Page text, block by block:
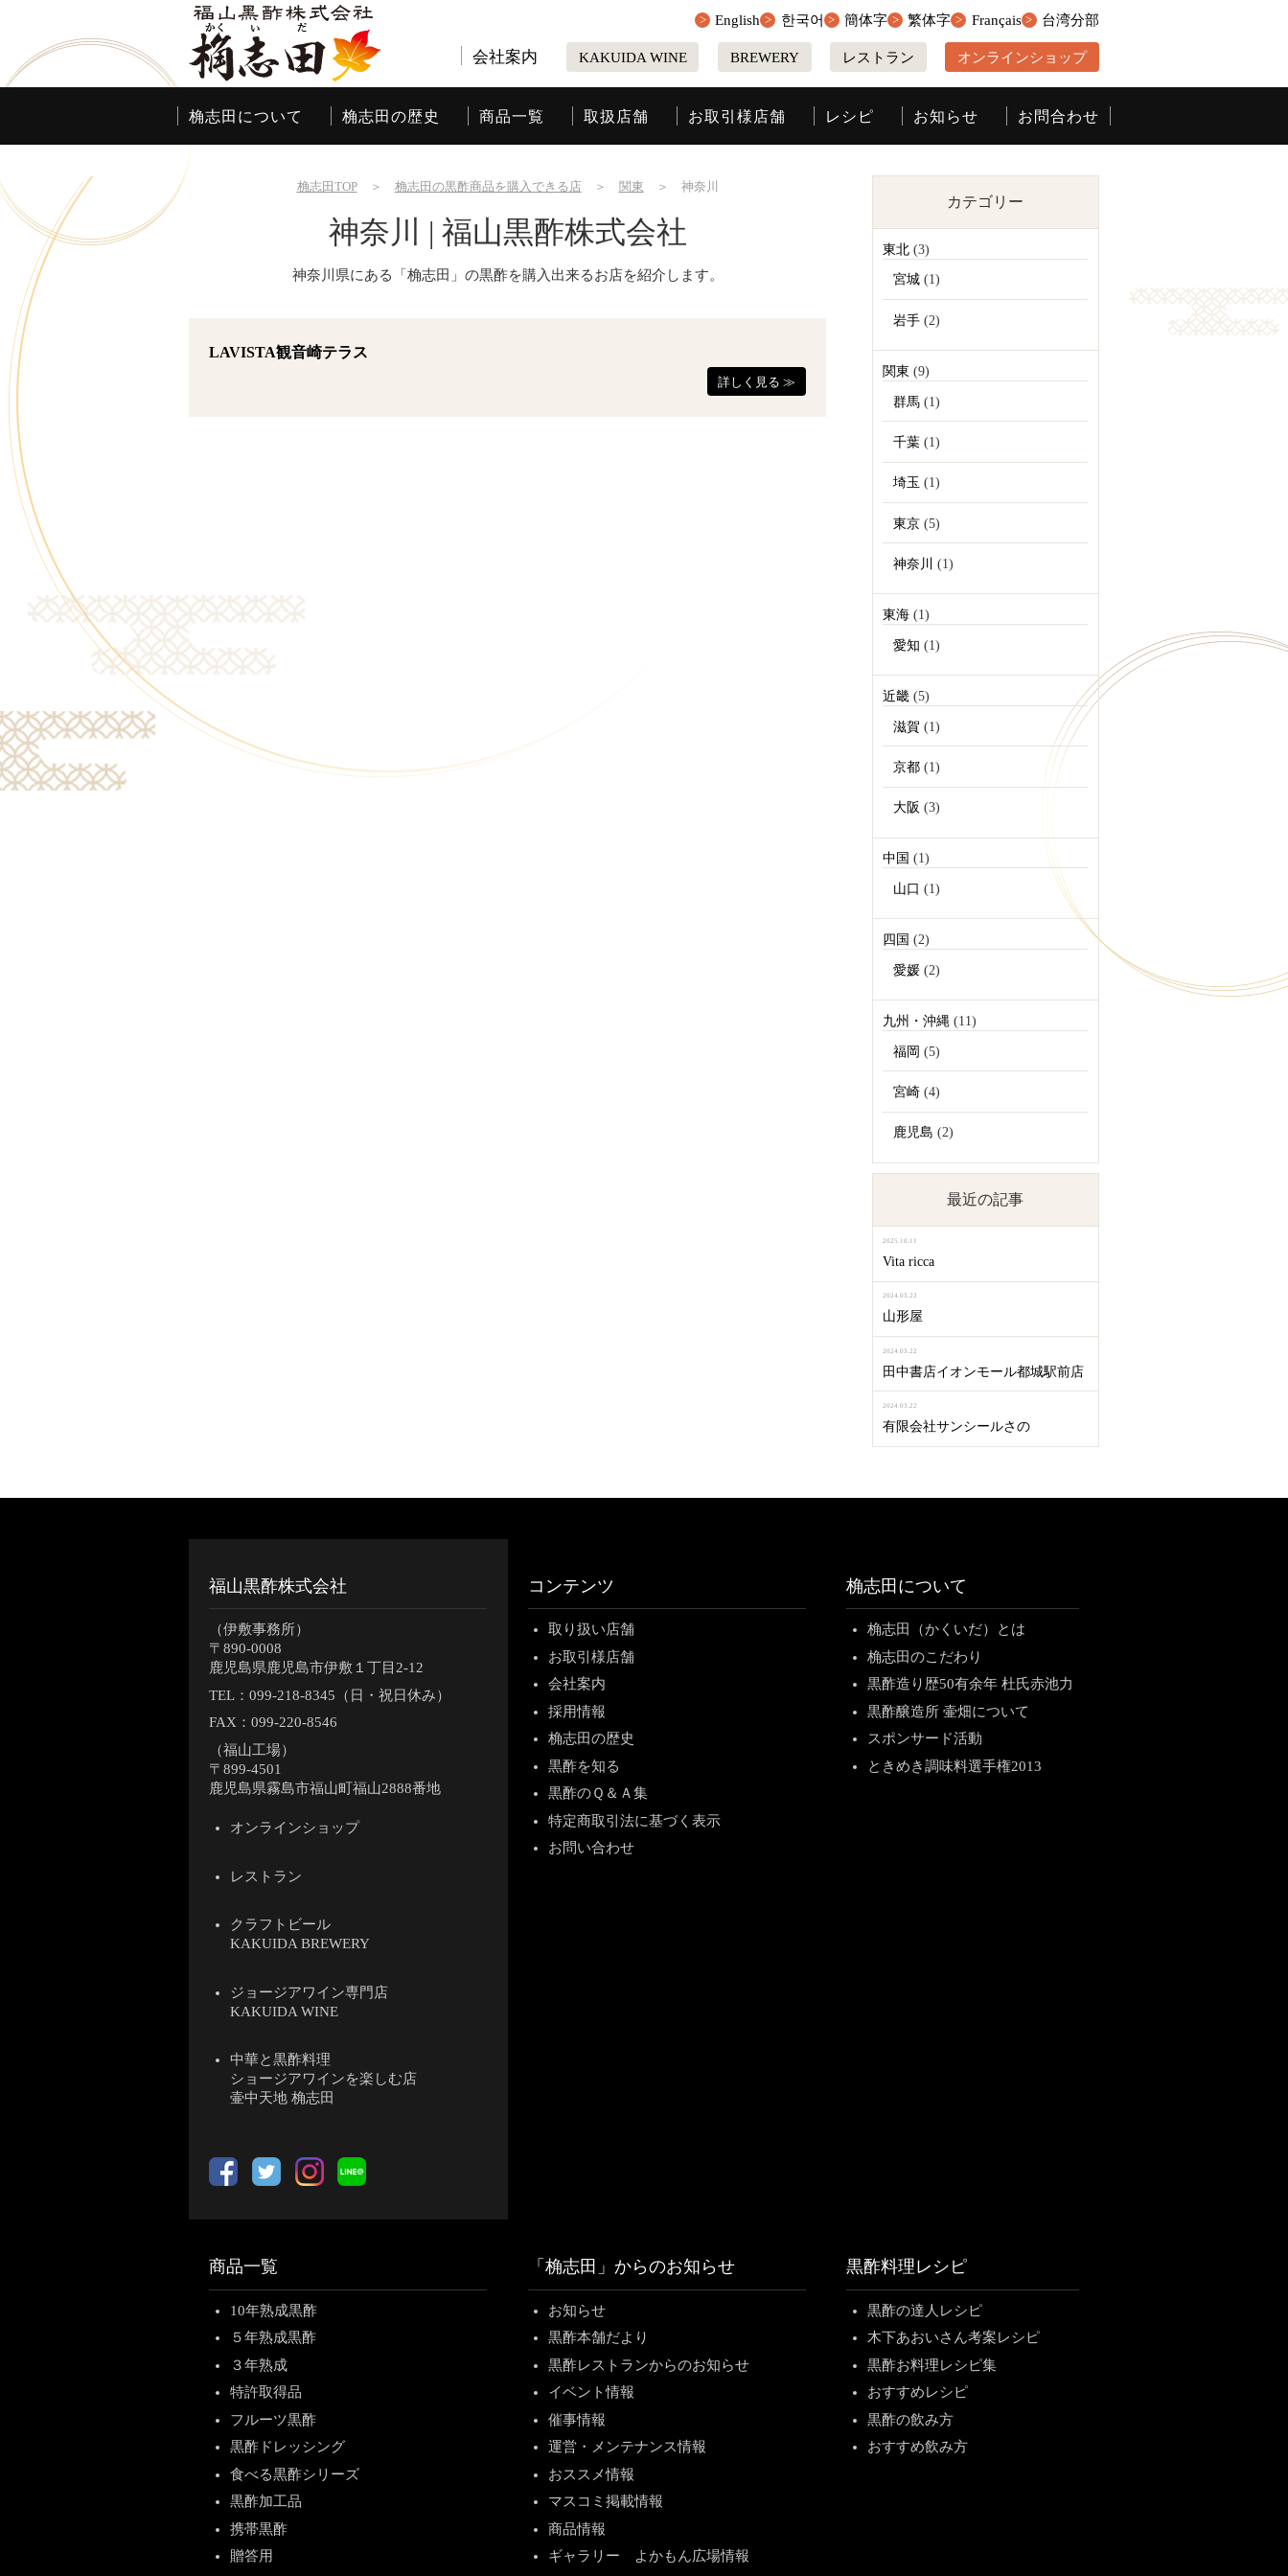
桷志田について 桷志田の歴史 商品一覧 取扱店舗 お取引様店舗 レシピ お知らせ お問合わせ
会社案内 KAKUIDA WINE BREWERY レストラン オンラインショップ
English 한국어 簡体字 繁体字 Français 台湾分部
桷志田TOP＞ 桷志田の黒酢商品を購入できる店 ＞ 関東 ＞ 神奈川
神奈川 | 福山黒酢株式会社
神奈川県にある「桷志田」の黒酢を購入出来るお店を紹介します。
LAVISTA観音崎テラス
詳しく見る ≫
カテゴリー
東北 (3)
宮城(1)
岩手(2)
関東 (9)
群馬(1)
千葉(1)
埼玉 (1)
東京(5)
神奈川 (1)
東海 (1)
愛知 (1)
近畿 (5)
滋賀 (1)
京都(1)
大阪 (3)
中国 (1)
山口 (1)
四国 (2)
愛媛(2)
九州・沖縄 (11)
福岡 (5)
宮崎(4)
鹿児島 (2)
最近の記事
Vita ricca
2025.10.11
山形屋
2024.03.22
田中書店イオンモール都城駅前店
2024.03.22
有限会社サンシールさの
2024.03.22
福山黒酢株式会社
（伊敷事務所）
〒890-0008
鹿児島県鹿児島市伊敷１丁目2-12
TEL：099-218-8345（日・祝日休み）
FAX：099-220-8546
（福山工場）
〒899-4501
鹿児島県霧島市福山町福山2888番地
オンラインショップ
レストラン
クラフトビール
KAKUIDA BREWERY
ジョージアワイン専門店
KAKUIDA WINE
中華と黒酢料理
ショージアワインを楽しむ店
壷中天地 桷志田
コンテンツ
取り扱い店舗
お取引様店舗
会社案内
採用情報
桷志田の歴史
黒酢を知る
黒酢のＱ＆Ａ集
特定商取引法に基づく表示
お問い合わせ
桷志田について
桷志田（かくいだ）とは
桷志田のこだわり
黒酢造り歴50有余年 杜氏赤池力
黒酢醸造所 壷畑について
スポンサード活動
ときめき調味料選手権2013
商品一覧
10年熟成黒酢
５年熟成黒酢
３年熟成
特許取得品
フルーツ黒酢
黒酢ドレッシング
食べる黒酢シリーズ
黒酢加工品
携帯黒酢
贈答用
「桷志田」からのお知らせ
お知らせ
黒酢本舗だより
黒酢レストランからのお知らせ
イベント情報
催事情報
運営・メンテナンス情報
おススメ情報
マスコミ掲載情報
商品情報
ギャラリー よかもん広場情報
黒酢料理レシピ
黒酢の達人レシピ
木下あおいさん考案レシピ
黒酢お料理レシピ集
おすすめレシピ
黒酢の飲み方
おすすめ飲み方